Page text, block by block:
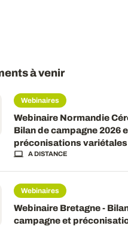
à venir
Webinaires
Webinaire Normandie
Bilan de campagne 2026
préconisations variétales
A DISTANCE
Webinaires
Webinaire Bretagne -
campagne et